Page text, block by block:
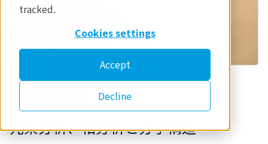
tracked.
Cookies settings
Accept
Decline
元素分析、相分析と分子構造